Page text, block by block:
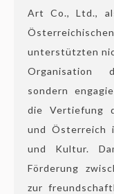
Art Co., Ltd.,
unterstützten
Organisation
sondern
die Vertiefung
und Österreich
und Kultur.
Förderung
zur